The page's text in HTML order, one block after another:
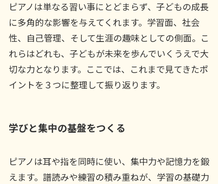
ピアノは単なる習い事にとどまらず、子どもの成長
に多角的な影響を与えてくれます。学習面、社会
性、自己管理、そして生涯の趣味としての側面。こ
れらはどれも、子どもが未来を歩んでいくうえで大
切な力となります。ここでは、これまで見てきたポ
イントを３つに整理して振り返ります。
学びと集中の基盤をつくる
ピアノは耳や指を同時に使い、集中力や記憶力を鍛
えます。譜読みや練習の積み重ねが、学習の基礎力